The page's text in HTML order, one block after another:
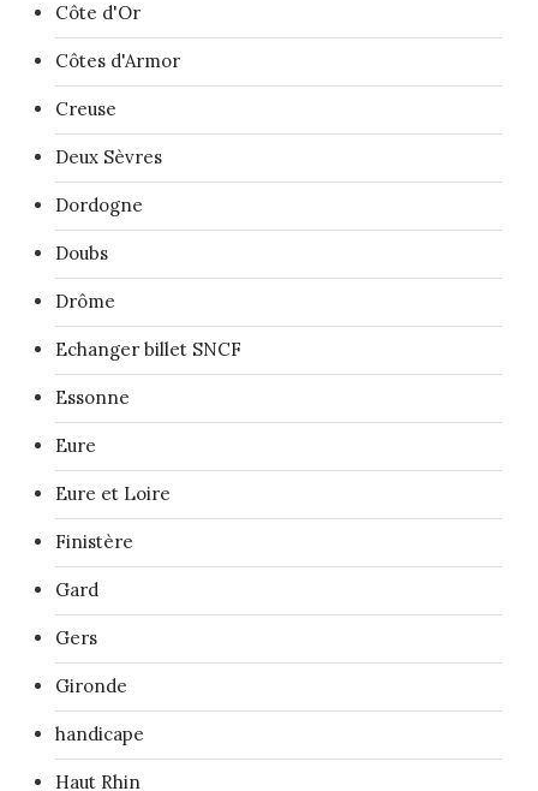
Côte d'Or
Côtes d'Armor
Creuse
Deux Sèvres
Dordogne
Doubs
Drôme
Echanger billet SNCF
Essonne
Eure
Eure et Loire
Finistère
Gard
Gers
Gironde
handicape
Haut Rhin